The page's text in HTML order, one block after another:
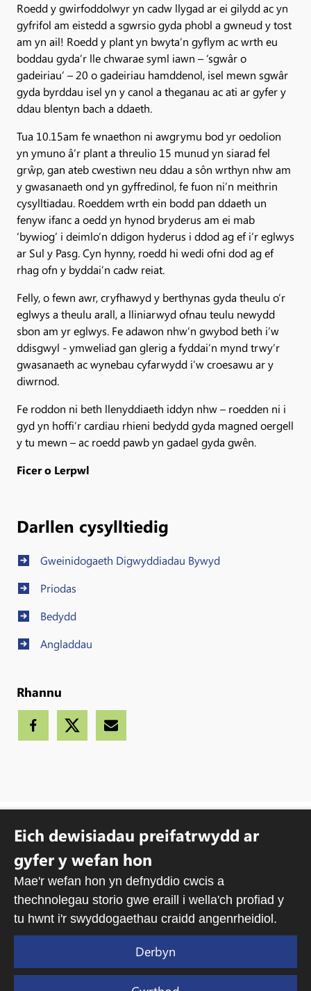
Roedd y gwirfoddolwyr yn cadw llygad ar ei gilydd ac yn
gyfrifol am eistedd a sgwrsio gyda phobl a gwneud y tost
am yn ail! Roedd y plant yn bwyta’n gyflym ac wrth eu
boddau gyda’r lle chwarae syml iawn – ‘sgwâr o
gadeiriau’ – 20 o gadeiriau hamddenol, isel mewn sgwâr
gyda byrddau isel yn y canol a theganau ac ati ar gyfer y
ddau blentyn bach a ddaeth.
Tua 10.15am fe wnaethon ni awgrymu bod yr oedolion
yn ymuno â’r plant a threulio 15 munud yn siarad fel
grŵp, gan ateb cwestiwn neu ddau a sôn wrthyn nhw am
y gwasanaeth ond yn gyffredinol, fe fuon ni’n meithrin
cysylltiadau. Roeddem wrth ein bodd pan ddaeth un
fenyw ifanc a oedd yn hynod bryderus am ei mab
‘bywiog’ i deimlo’n ddigon hyderus i ddod ag ef i’r eglwys
ar Sul y Pasg. Cyn hynny, roedd hi wedi ofni dod ag ef
rhag ofn y byddai’n cadw reiat.
Felly, o fewn awr, cryfhawyd y berthynas gyda theulu o’r
eglwys a theulu arall, a lliniarwyd ofnau teulu newydd
sbon am yr eglwys. Fe adawon nhw’n gwybod beth i’w
ddisgwyl - ymweliad gan glerig a fyddai’n mynd trwy’r
gwasanaeth ac wynebau cyfarwydd i’w croesawu ar y
diwrnod.
Fe roddon ni beth llenyddiaeth iddyn nhw – roedden ni i
gyd yn hoffi’r cardiau rhieni bedydd gyda magned oergell
y tu mewn – ac roedd pawb yn gadael gyda gwên.
Ficer o Lerpwl
Darllen cysylltiedig
Gweinidogaeth Digwyddiadau Bywyd
Priodas
Bedydd
Angladdau
Rhannu
Hawlfraint © 2007-2023 Corff Cynrychiolwyr yr Eglwys yng
Nghymru. Cedwir pob hawl.
Rhif Elusen Cofrestredig: 1142813
Cysylltwch Hysbysiad preifatrwydd Ymwadiad a Hawlfraint Cwcis
Eich dewisiadau preifatrwydd ar
gyfer y wefan hon
Mae'r wefan hon yn defnyddio cwcis a
thechnolegau storio gwe eraill i wella'ch profiad y
tu hwnt i'r swyddogaethau craidd angenrheidiol.
Derbyn